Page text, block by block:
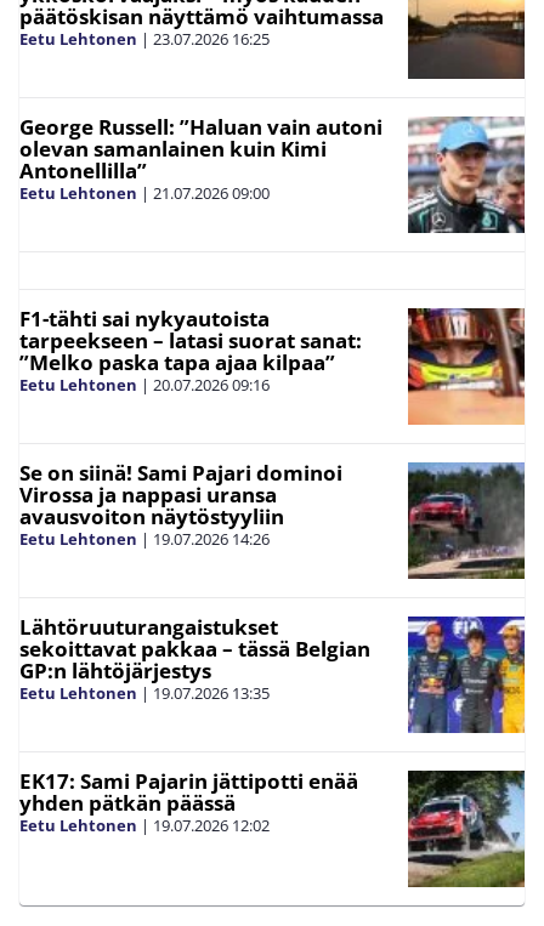
päätöskisan näyttämö vaihtumassa
Eetu Lehtonen | 23.07.2026 16:25
George Russell: ”Haluan vain autoni
olevan samanlainen kuin Kimi
Antonellilla”
Eetu Lehtonen | 21.07.202609:00
F1-tähti sai nykyautoista
tarpeekseen – latasi suorat sanat:
”Melko paska tapa ajaa kilpaa”
Eetu Lehtonen | 20.07.202609:16
Se on siinä! Sami Pajari dominoi
Virossa ja nappasi uransa
avausvoiton näytöstyyliin
Eetu Lehtonen | 19.07.2026 14:26
Lähtöruuturangaistukset
sekoittavat pakkaa – tässä Belgian
GP:n lähtöjärjestys
Eetu Lehtonen | 19.07.2026 13:35
EK17: Sami Pajarin jättipotti enää
yhden pätkän päässä
Eetu Lehtonen | 19.07.2026 12:02